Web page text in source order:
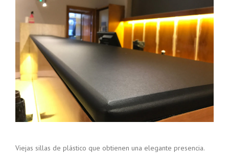
Viejas sillas de plástico que obtienen una elegante presencia.